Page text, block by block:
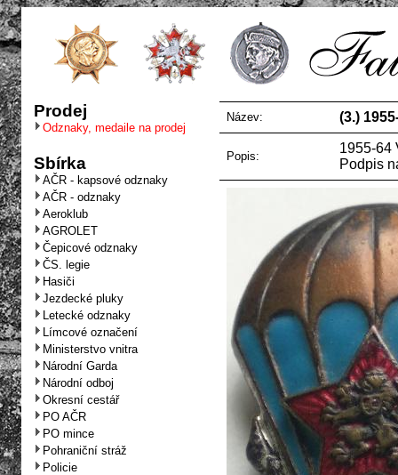
Prodej
Odznaky, medaile na prodej
Sbírka
AČR - kapsové odznaky
AČR - odznaky
Aeroklub
AGROLET
Čepicové odznaky
ČS. legie
Hasiči
Jezdecké pluky
Letecké odznaky
Límcové označení
Ministerstvo vnitra
Národní Garda
Národní odboj
Okresní cestář
PO AČR
PO mince
Pohraniční stráž
Policie
Název: (3.)
Popis:
1955-64
Podpis